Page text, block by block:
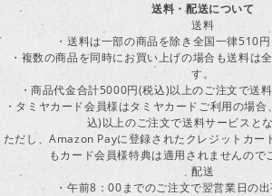
送料・配送について
送料
・送料は一部の商品を除き全国一律510円
・複数の商品を同時にお買い上げの場合も送料は
す。
・商品代金合計5000円(税込)以上のご注文で送
・タミヤカード会員様はタミヤカードご利用の場
込)以上のご注文で送料サービスとな
ただし、Amazon Payに登録されたクレジットカー
もカード会員様特典は適用されませんので
配送
・午前8：00までのご注文で翌営業日の出